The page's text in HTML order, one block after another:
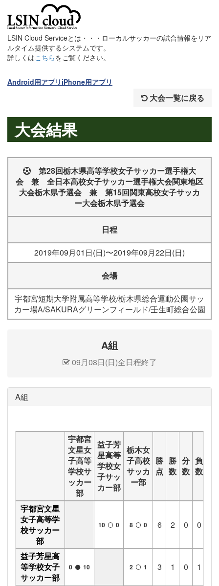
LSIN Cloud Serviceとは・・・ローカルサッカーの試合情報をリア
ルタイム提供するシステムです。
詳しくはこちらをご覧ください。
Android用アプリ iPhone用アプリ
大会一覧に戻る
大会結果
第28回栃木県高等学校女子サッカー選手権大
会 兼 全日本高校女子サッカー選手権大会関東地区
大会栃木県予選会 兼 第15回関東高校女子サッカ
ー大会栃木県予選会
日程
2019年09月01日(日)〜2019年09月22日(日)
会場
宇都宮短期大学附属高等学校/栃木県総合運動公園サッ
カー場A/SAKURAグリーンフィールド/壬生町総合公園
A組
09月08日(日)全日程終了
A組
宇都宮
文星女
子高等
学校サ
ッカー
部
益子芳
星高等
学校女
子サッ
カー部
栃木女
子高校
サッカ
ー部
勝
点
勝
数
分
数
負
数
宇都宮文星
女子高等学
校サッカー
部
10 0 8 0 6 2 0 0
益子芳星高
等学校女子
サッカー部
0 10 2 1 3 1 0 1